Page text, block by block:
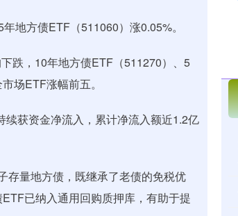
地方债ETF（511060）涨0.05%。
跌，10年地方债ETF（511270）、5
场ETF涨幅前五。
获资金净流入，累计净流入额近1.2亿
存量地方债，既继承了老债的免税优
已纳入通用回购质押库，有助于提